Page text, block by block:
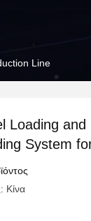
Line
Loading
System
Κίνα